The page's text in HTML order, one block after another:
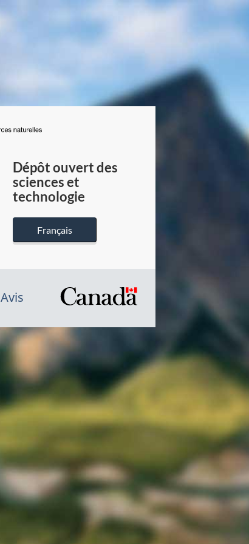
du
Canada
Dépôt ouvert des
sciences et
technologie
Français
Avis
/
gouvernement
du